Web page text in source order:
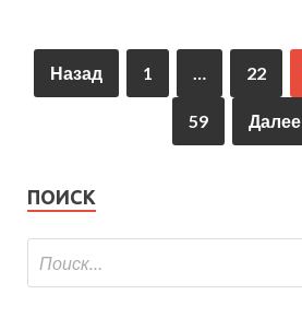
Назад 1 … 22
59 Далее
ПОИСК